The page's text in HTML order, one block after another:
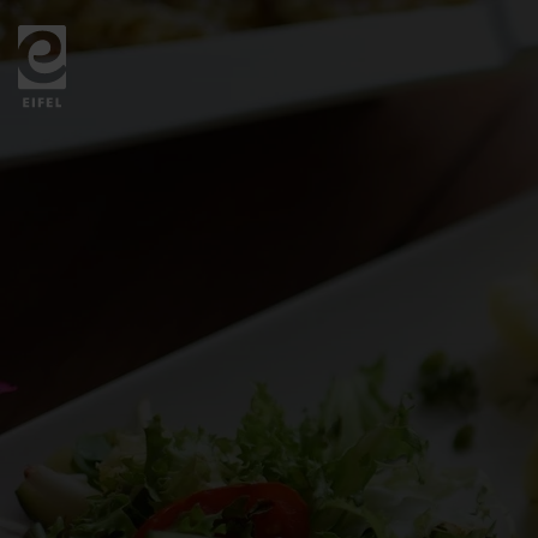
Zurück
zur
Startseite